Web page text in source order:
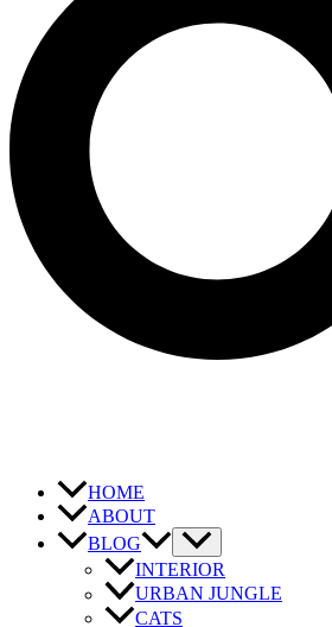
HOME
ABOUT
BLOG
INTERIOR
URBAN JUNGLE
CATS